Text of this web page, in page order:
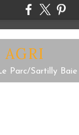
Parc/Sartilly